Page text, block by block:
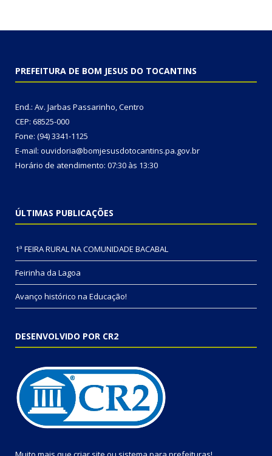
PREFEITURA DE BOM JESUS DO TOCANTINS
End.: Av. Jarbas Passarinho, Centro
CEP: 68525-000
Fone: (94) 3341-1125
E-mail: ouvidoria@bomjesusdotocantins.pa.gov.br
Horário de atendimento: 07:30 às 13:30
ÚLTIMAS PUBLICAÇÕES
1ª FEIRA RURAL NA COMUNIDADE BACABAL
Feirinha da Lagoa
Avanço histórico na Educação!
DESENVOLVIDO POR CR2